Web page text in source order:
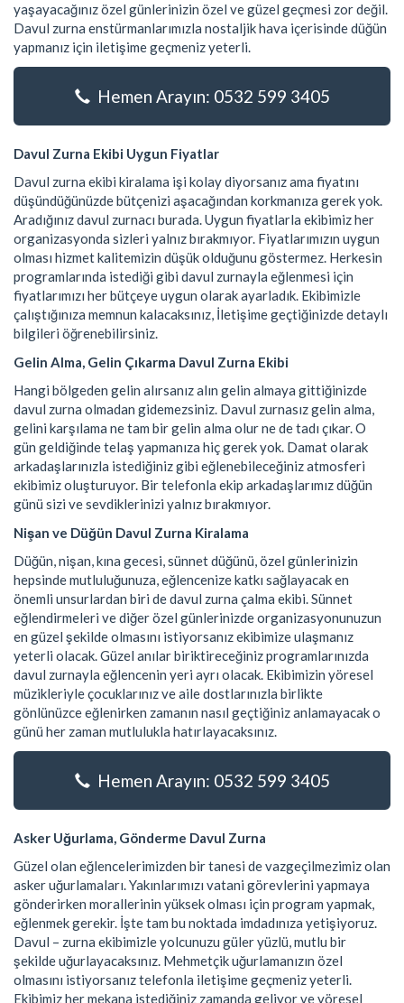
yaşayacağınız özel günlerinizin özel ve güzel geçmesi zor değil.
Davul zurna enstürmanlarımızla nostaljik hava içerisinde düğün
yapmanız için iletişime geçmeniz yeterli.
Hemen Arayın: 0532 599 3405
Davul Zurna Ekibi Uygun Fiyatlar
Davul zurna ekibi kiralama işi kolay diyorsanız ama fiyatını
düşündüğünüzde bütçenizi aşacağından korkmanıza gerek yok.
Aradığınız davul zurnacı burada. Uygun fiyatlarla ekibimiz her
organizasyonda sizleri yalnız bırakmıyor. Fiyatlarımızın uygun
olması hizmet kalitemizin düşük olduğunu göstermez. Herkesin
programlarında istediği gibi davul zurnayla eğlenmesi için
fiyatlarımızı her bütçeye uygun olarak ayarladık. Ekibimizle
çalıştığınıza memnun kalacaksınız, İletişime geçtiğinizde detaylı
bilgileri öğrenebilirsiniz.
Gelin Alma, Gelin Çıkarma Davul Zurna Ekibi
Hangi bölgeden gelin alırsanız alın gelin almaya gittiğinizde
davul zurna olmadan gidemezsiniz. Davul zurnasız gelin alma,
gelini karşılama ne tam bir gelin alma olur ne de tadı çıkar. O
gün geldiğinde telaş yapmanıza hiç gerek yok. Damat olarak
arkadaşlarınızla istediğiniz gibi eğlenebileceğiniz atmosferi
ekibimiz oluşturuyor. Bir telefonla ekip arkadaşlarımız düğün
günü sizi ve sevdiklerinizi yalnız bırakmıyor.
Nişan ve Düğün Davul Zurna Kiralama
Düğün, nişan, kına gecesi, sünnet düğünü, özel günlerinizin
hepsinde mutluluğunuza, eğlencenize katkı sağlayacak en
önemli unsurlardan biri de davul zurna çalma ekibi. Sünnet
eğlendirmeleri ve diğer özel günlerinizde organizasyonunuzun
en güzel şekilde olmasını istiyorsanız ekibimize ulaşmanız
yeterli olacak. Güzel anılar biriktireceğiniz programlarınızda
davul zurnayla eğlencenin yeri ayrı olacak. Ekibimizin yöresel
müzikleriyle çocuklarınız ve aile dostlarınızla birlikte
gönlünüzce eğlenirken zamanın nasıl geçtiğiniz anlamayacak o
günü her zaman mutlulukla hatırlayacaksınız.
Hemen Arayın: 0532 599 3405
Asker Uğurlama, Gönderme Davul Zurna
Güzel olan eğlencelerimizden bir tanesi de vazgeçilmezimiz olan
asker uğurlamaları. Yakınlarımızı vatani görevlerini yapmaya
gönderirken morallerinin yüksek olması için program yapmak,
eğlenmek gerekir. İşte tam bu noktada imdadınıza yetişiyoruz.
Davul – zurna ekibimizle yolcunuzu güler yüzlü, mutlu bir
şekilde uğurlayacaksınız. Mehmetçik uğurlamanızın özel
olmasını istiyorsanız telefonla iletişime geçmeniz yeterli.
Ekibimiz her mekana istediğiniz zamanda geliyor ve yöresel